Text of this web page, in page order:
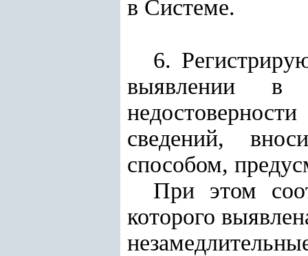
в Системе.
6.
выявлении в
сведений,
способом,
При этом
которого